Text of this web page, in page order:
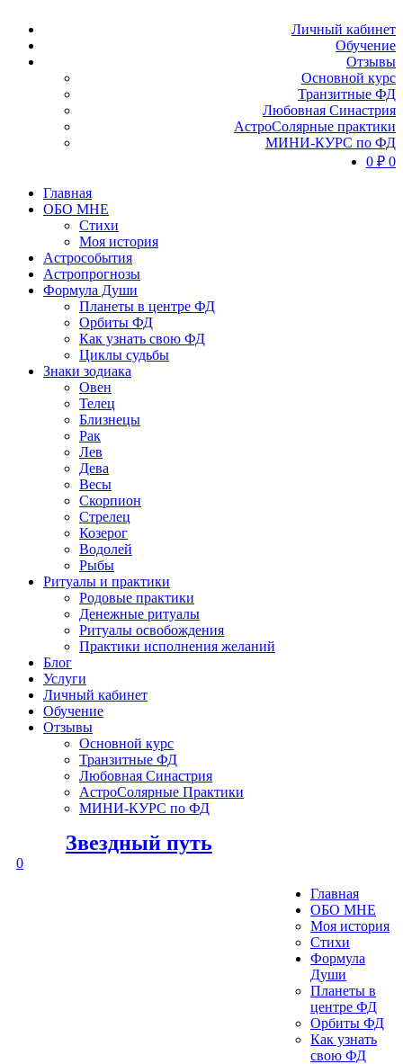
Личный кабинет
Обучение
Отзывы
Основной курс
Транзитные ФД
Любовная Синастрия
АстроСолярные практики
МИНИ-КУРС по ФД
0 ₽ 0
Главная
ОБО МНЕ
Стихи
Моя история
Астрособытия
Астропрогнозы
Формула Души
Планеты в центре ФД
Орбиты ФД
Как узнать свою ФД
Циклы судьбы
Знаки зодиака
Овен
Телец
Близнецы
Рак
Лев
Дева
Весы
Скорпион
Стрелец
Козерог
Водолей
Рыбы
Ритуалы и практики
Родовые практики
Денежные ритуалы
Ритуалы освобождения
Практики исполнения желаний
Блог
Услуги
Личный кабинет
Обучение
Отзывы
Основной курс
Транзитные ФД
Любовная Синастрия
АстроСолярные Практики
МИНИ-КУРС по ФД
Звездный путь
0
Главная
ОБО МНЕ
Моя история
Стихи
Формула
Души
Планеты в
центре ФД
Орбиты ФД
Как узнать
свою ФД